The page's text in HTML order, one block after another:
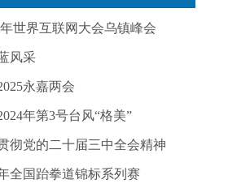
年世界互联网大会乌镇峰会
风采
永嘉两会
年第3号台风“格美”
彻党的二十届三中全会精神
全国跆拳道锦标系列赛